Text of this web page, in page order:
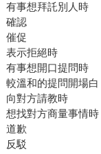
有事想拜託別人時
確認
催促
表示拒絕時
有事想開口提問時
較溫和的提問開場白
向對方請教時
想找對方商量事情時
道歉
反駁